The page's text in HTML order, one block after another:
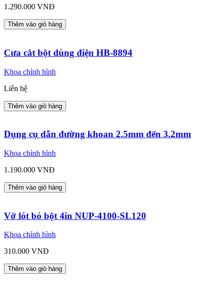
1.290.000 VNĐ
Thêm vào giỏ hàng
Cưa cắt bột dùng điện HB-8894
Khoa chỉnh hình
Liên hệ
Thêm vào giỏ hàng
Dụng cụ dẫn đường khoan 2.5mm đến 3.2mm
Khoa chỉnh hình
1.190.000 VNĐ
Thêm vào giỏ hàng
Vớ lót bó bột 4in NUP-4100-SL120
Khoa chỉnh hình
310.000 VNĐ
Thêm vào giỏ hàng